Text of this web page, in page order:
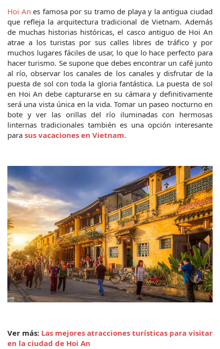
Hoi An es famosa por su tramo de playa y la antigua ciudad
que refleja la arquitectura tradicional de Vietnam. Además
de muchas historias históricas, el casco antiguo de Hoi An
atrae a los turistas por sus calles libres de tráfico y por
muchos lugares fáciles de usar, lo que lo hace perfecto para
hacer turismo. Se supone que debes encontrar un café junto
al río, observar los canales de los canales y disfrutar de la
puesta de sol con toda la gloria fantástica. La puesta de sol
en Hoi An debe capturarse en su cámara y definitivamente
será una vista única en la vida. Tomar un paseo nocturno en
bote y ver las orillas del río iluminadas con hermosas
linternas tradicionales también es una opción interesante
para sus vacaciones en Vietnam.
Ver más: Las mejores atracciones turísticas para visitar
en la ciudad de Hoi An